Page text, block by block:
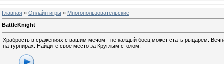
Главная » Онлайн игры » Многопользовательские
BattleKnight
Храбрость в сражениях с вашим мечом - не каждый боец может стать рыцарем.
на турнирах. Найдите свое место за Круглым столом.